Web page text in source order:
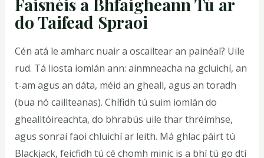
do Taifead Spraoi
Cén atá le amharc nuair a oscailtear an painéal? Uile
rud. Tá liosta iomlán ann: ainmneacha na gcluichí, an
t-am agus an dáta, méid an gheall, agus an toradh
(bua nó caillteanas). Chífidh tú suim iomlán do
ghealltóireachta, do bhrabús uile thar thréimhse,
agus sonraí faoi chluichí ar leith. Má ghlac páirt tú
Blackjack, feicfidh tú cé chomh minic is a bhí tú go dtí